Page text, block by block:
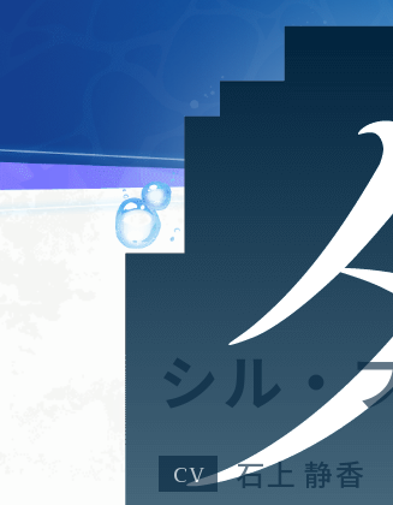
シル・
石上 静香